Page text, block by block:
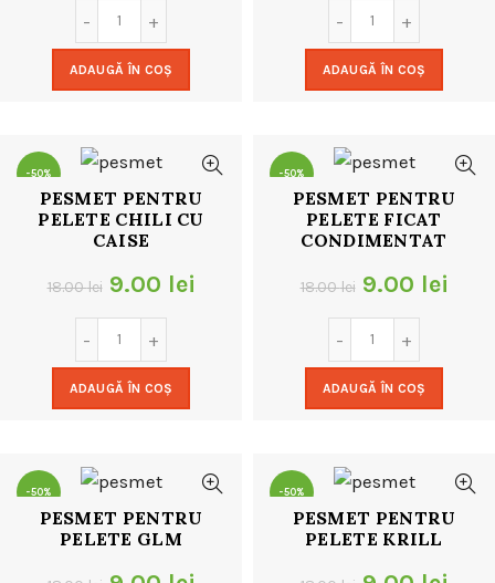
a
fost:
ADAUGĂ ÎN COȘ
a
fost:
ADAUGĂ ÎN COȘ
-50%
PESMET PENTRU
PELETE CHILI CU
CAISE
18.00lei Prețul
inițial
a
fost:
9.00 lei
ADAUGĂ ÎN COȘ
-50%
PESMET PENTRU
PELETE FICAT
CONDIMENTAT
18.00lei Prețul
inițial
a
fost:
9.00 lei
ADAUGĂ ÎN COȘ
-50%
PESMET PENTRU
PELETE GLM
-50%
PESMET PENTRU
PELETE KRILL